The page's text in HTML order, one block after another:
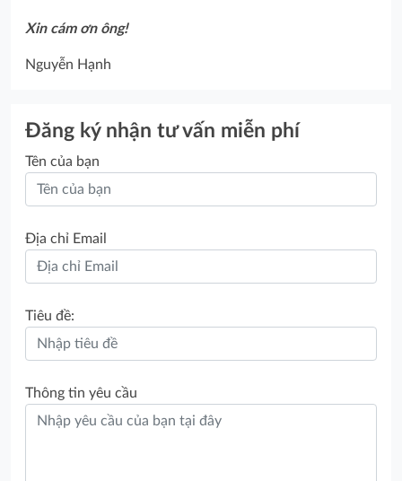
Xin cám ơn ông!
Nguyễn Hạnh
Đăng ký nhận tư vấn miễn phí
Tên của bạn
Địa chỉ Email
Tiêu đề:
Thông tin yêu cầu